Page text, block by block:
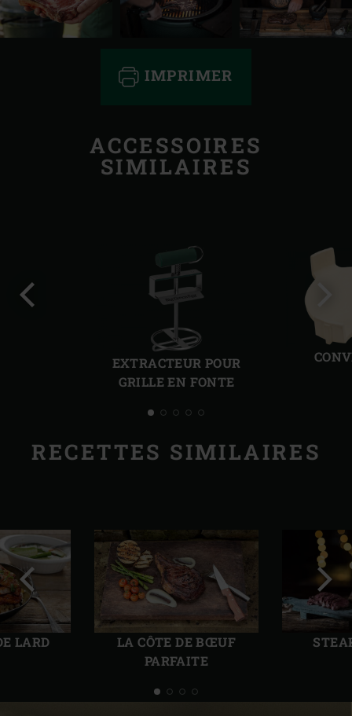
IMPRIMER
ACCESSOIRES
SIMILAIRES
EXTRACTEUR POUR
GRILLE EN FONTE
RECETTES SIMILAIRES
LARD
LA CÔTE DE BŒUF
PARFAITE
Diapo
précédente